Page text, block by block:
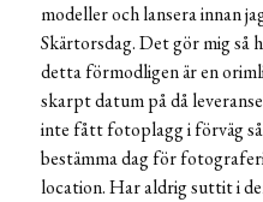
modeller och lansera innan
Skärtorsdag. Det gör mig så
detta förmodligen är en
skarpt datum på då
inte fått fotoplagg i förväg
bestämma dag för
location. Har aldrig suttit i